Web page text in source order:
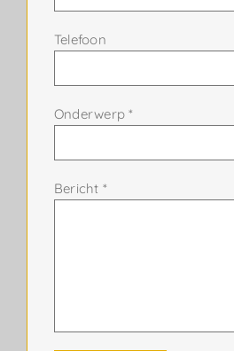
Telefoon
Onderwerp *
Bericht *